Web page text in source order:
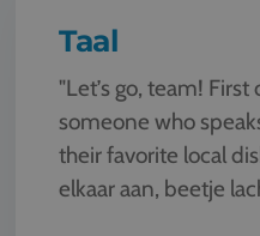
Taal
"Let’s go, team!
someone who
their favorite local
elkaar aan, beetje